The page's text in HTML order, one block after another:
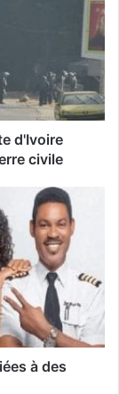
d'Ivoire
civile
à des